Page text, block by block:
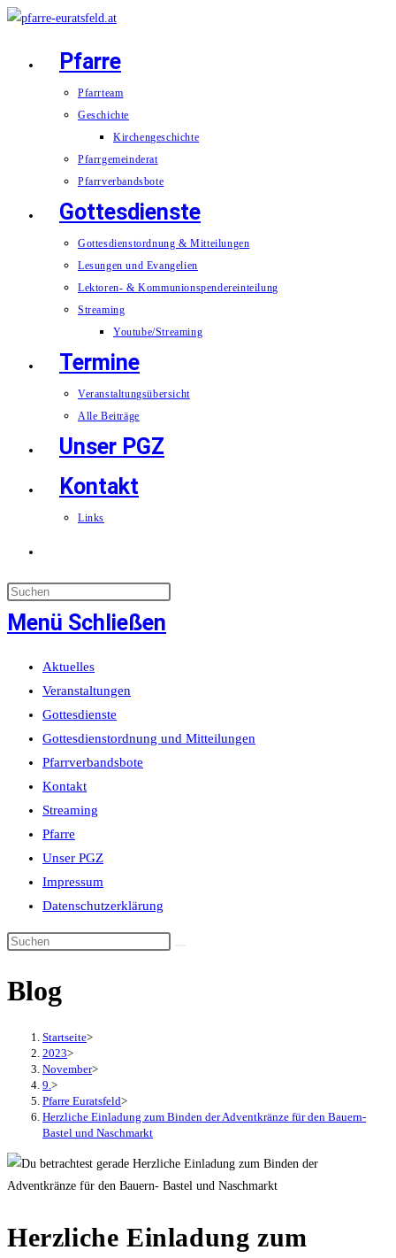
Zum
springen
Pfarre
Pfarrteam
Geschichte
Kirchengeschichte
Pfarrgemeinderat
Pfarrverbandsbote
Gottesdienste
Gottesdienstordnung & Mitteilungen
Lesungen und Evangelien
Lektoren- & Kommunionspendereinteilung
Streaming
Youtube/Streaming
Termine
Veranstaltungsübersicht
Alle Beiträge
Unser PGZ
Kontakt
Links
Suche
umschalten
Menü Schließen
Aktuelles
Veranstaltungen
Gottesdienste
Gottesdienstordnung und Mitteilungen
Pfarrverbandsbote
Kontakt
Streaming
Pfarre
Unser PGZ
Impressum
Datenschutzerklärung
Blog
Startseite>
2023>
November>
9. >
Pfarre Euratsfeld>
Herzliche Einladung zum Binden der Adventkränze für den Bauern-
Bastel und Naschmarkt
Herzliche Einladung zum